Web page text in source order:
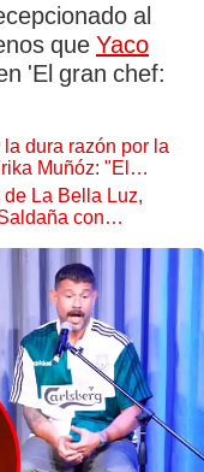
al
que Yaco
'El gran chef:
dura razón por la
Muñóz: "El
La Bella Luz,
con